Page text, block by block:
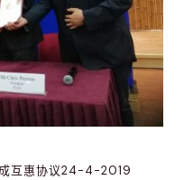
成互惠协议24-4-2019